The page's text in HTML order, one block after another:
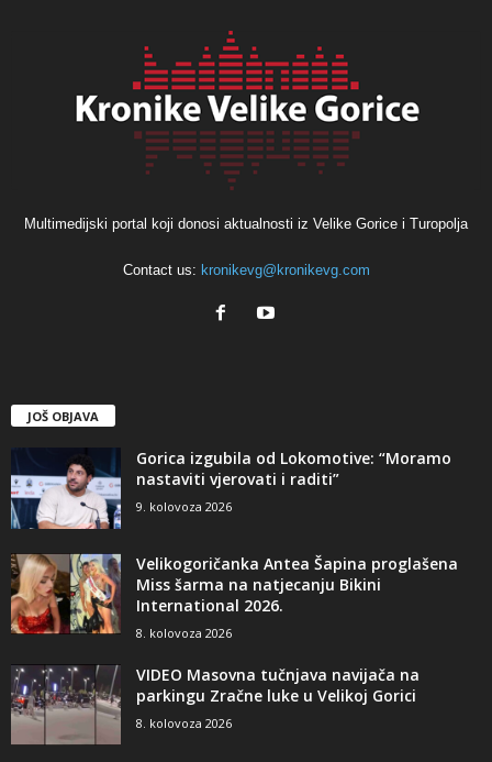
Multimedijski portal koji donosi aktualnosti iz Velike Gorice i Turopolja
Contact us: kronikevg@kronikevg.com
JOŠ OBJAVA
Gorica izgubila od Lokomotive: “Moramo
nastaviti vjerovati i raditi”
9. kolovoza 2026
Velikogoričanka Antea Šapina proglašena
Miss šarma na natjecanju Bikini
International 2026.
8. kolovoza 2026
VIDEO Masovna tučnjava navijača na
parkingu Zračne luke u Velikoj Gorici
8. kolovoza 2026